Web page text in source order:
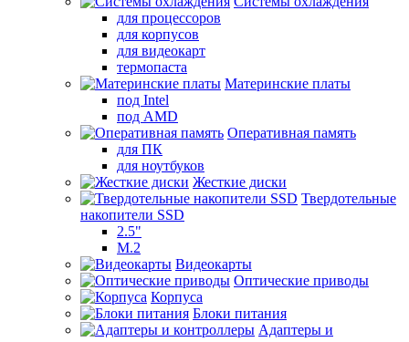
для процессоров
для корпусов
для видеокарт
термопаста
Материнские платы
под Intel
под AMD
Оперативная память
для ПК
для ноутбуков
Жесткие диски
Твердотельные
накопители SSD
2.5"
M.2
Видеокарты
Оптические приводы
Корпуса
Блоки питания
Адаптеры и